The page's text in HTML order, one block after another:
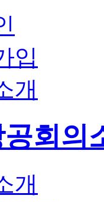
입
개
회의
개